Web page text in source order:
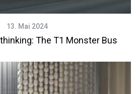
13. Mai 2024
The T1 Monster Bus